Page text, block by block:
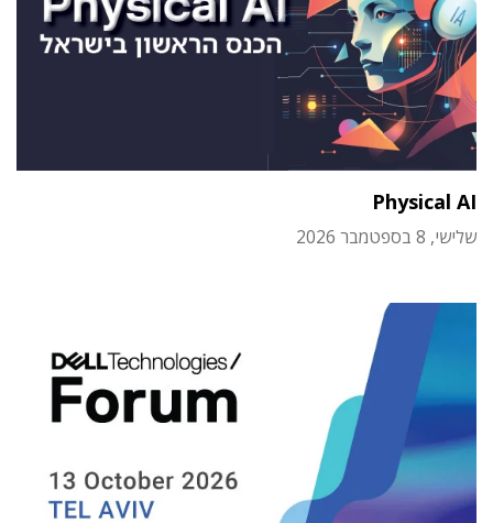
Physical AI
שלישי, 8 בספטמבר 2026